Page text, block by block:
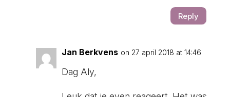
Reply
Jan Berkvens on 27 april 2018 at 14:46
Dag Aly,